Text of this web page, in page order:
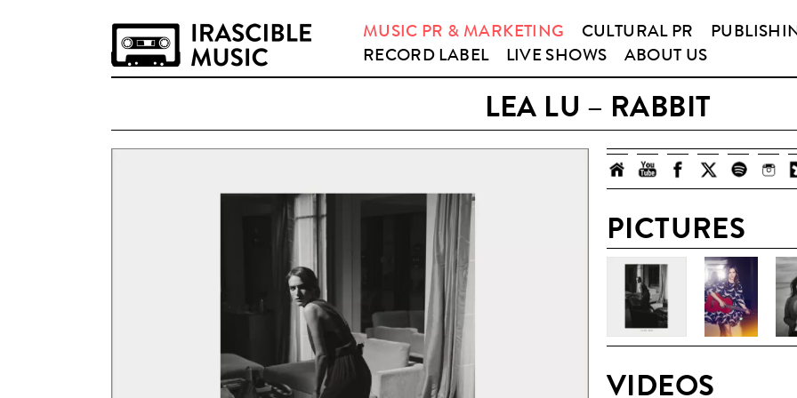
MUSIC PR & MARKETING CULTURAL PR
RECORD LABEL
LIVE SHOWS ABOUT US
LEA LU – RABBIT
PICTURES
VIDEOS